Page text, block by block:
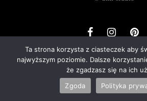
Ta strona korzysta z ciasteczek aby
najwyższym poziomie. Dalsze
że zgadzasz się na ich
Zgoda
Polityka
o nas dostawa zwroty regulamin
kontakt